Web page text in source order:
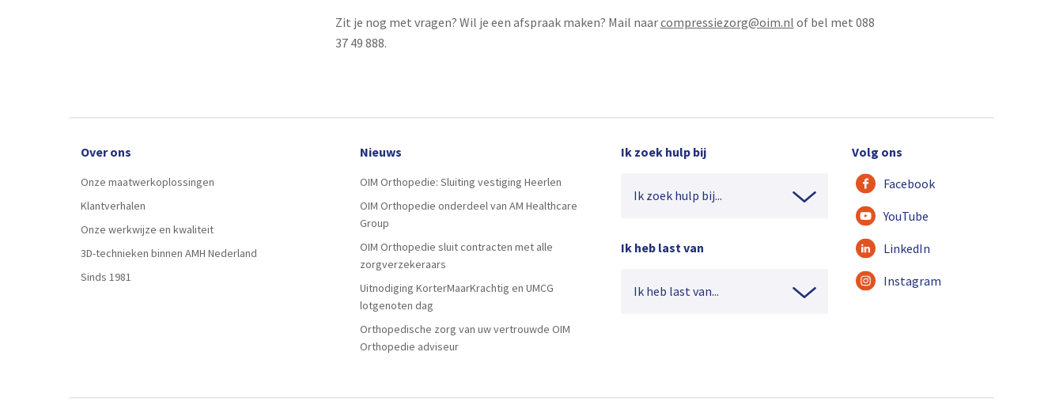
Zit je nog met vragen? Wil je een afspraak maken? Mail naarcompressiezorg@oim.nl of bel met 088
37 49 888.
Over ons
Onze maatwerkoplossingen
Klantverhalen
Onze werkwijze en kwaliteit
3D-technieken binnen AMH Nederland
Sinds 1981
Nieuws
OIM Orthopedie: Sluiting vestiging Heerlen
OIM Orthopedie onderdeel van AM Healthcare
Group
OIM Orthopedie sluit contracten met alle
zorgverzekeraars
Uitnodiging KorterMaarKrachtig en UMCG
lotgenoten dag
Orthopedische zorg van uw vertrouwde OIM
Orthopedie adviseur
Ik zoek hulp bij
Ik zoek hulp bij...
Ik heb last van
Ik heb last van...
Volg ons
Facebook
YouTube
LinkedIn
Instagram